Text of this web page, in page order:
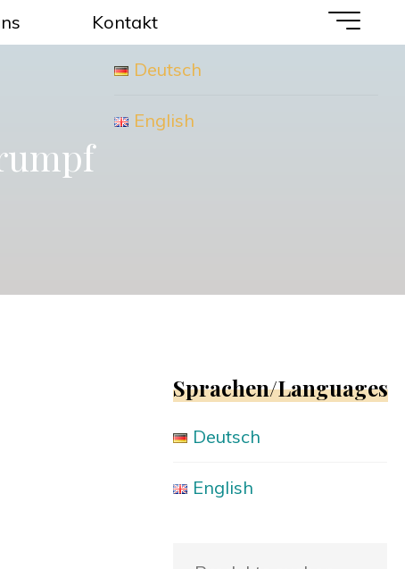
Kontakt
Deutsch
English
Sprachen/Languages
Deutsch
English